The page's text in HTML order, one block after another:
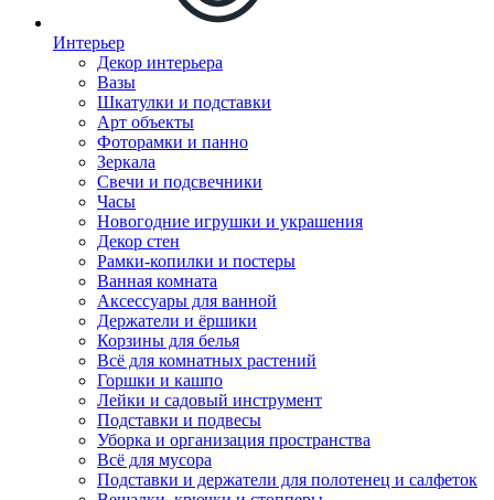
Интерьер
Декор интерьера
Вазы
Шкатулки и подставки
Арт объекты
Фоторамки и панно
Зеркала
Свечи и подсвечники
Часы
Новогодние игрушки и украшения
Декор стен
Рамки-копилки и постеры
Ванная комната
Аксессуары для ванной
Держатели и ёршики
Корзины для белья
Всё для комнатных растений
Горшки и кашпо
Лейки и садовый инструмент
Подставки и подвесы
Уборка и организация пространства
Всё для мусора
Подставки и держатели для полотенец и салфеток